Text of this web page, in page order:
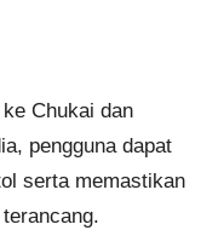
Chukai dan
pengguna dapat
serta memastikan